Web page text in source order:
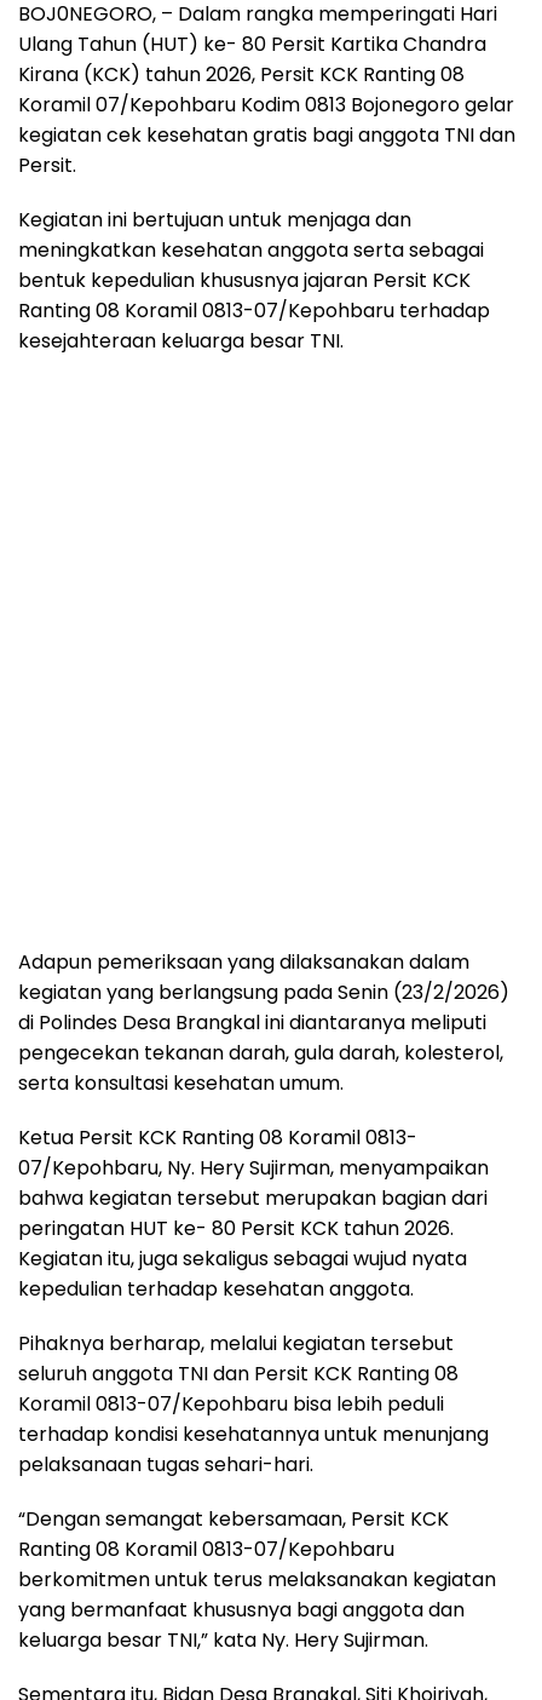
BOJ0NEGORO, – Dalam rangka memperingati Hari
Ulang Tahun (HUT) ke- 80 Persit Kartika Chandra
Kirana (KCK) tahun 2026, Persit KCK Ranting 08
Koramil 07/Kepohbaru Kodim 0813 Bojonegoro gelar
kegiatan cek kesehatan gratis bagi anggota TNI dan
Persit.
Kegiatan ini bertujuan untuk menjaga dan
meningkatkan kesehatan anggota serta sebagai
bentuk kepedulian khususnya jajaran Persit KCK
Ranting 08 Koramil 0813-07/Kepohbaru terhadap
kesejahteraan keluarga besar TNI.
Adapun pemeriksaan yang dilaksanakan dalam
kegiatan yang berlangsung pada Senin (23/2/2026)
di Polindes Desa Brangkal ini diantaranya meliputi
pengecekan tekanan darah, gula darah, kolesterol,
serta konsultasi kesehatan umum.
Ketua Persit KCK Ranting 08 Koramil 0813-
07/Kepohbaru, Ny. Hery Sujirman, menyampaikan
bahwa kegiatan tersebut merupakan bagian dari
peringatan HUT ke- 80 Persit KCK tahun 2026.
Kegiatan itu, juga sekaligus sebagai wujud nyata
kepedulian terhadap kesehatan anggota.
Pihaknya berharap, melalui kegiatan tersebut
seluruh anggota TNI dan Persit KCK Ranting 08
Koramil 0813-07/Kepohbaru bisa lebih peduli
terhadap kondisi kesehatannya untuk menunjang
pelaksanaan tugas sehari-hari.
“Dengan semangat kebersamaan, Persit KCK
Ranting 08 Koramil 0813-07/Kepohbaru
berkomitmen untuk terus melaksanakan kegiatan
yang bermanfaat khususnya bagi anggota dan
keluarga besar TNI,” kata Ny. Hery Sujirman.